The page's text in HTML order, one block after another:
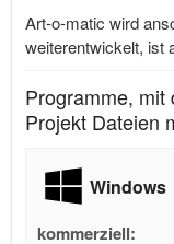
Art-o-matic wird
weiterentwickelt, ist
Programme,
Projekt Dateien
Windows
kommerziell: